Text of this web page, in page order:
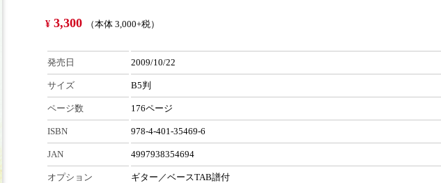
¥ 3,300 （本体 3,000+税）
発売日 2009/10/22
サイズ B5判
ページ数 176ページ
ISBN 978-4-401-35469-6
JAN 4997938354694
オプション ギター／ベースTAB譜付